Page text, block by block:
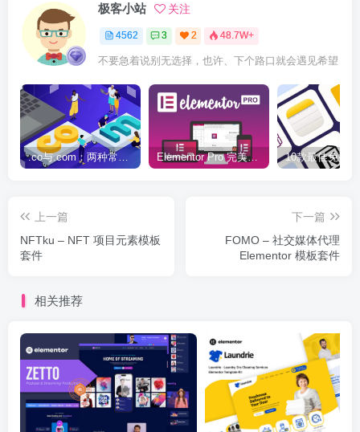
极客小站 关注
4562 3 2 48.7W+
不要急着说别无选择，也许、下个路口就会遇见希望
.co与.com：两种常用域名后缀名完全指南 Elementor Pro 完美汉化中文版（含全套模板）|可视化编辑页面自定义设计WordPress插件
上一篇
NFTku – NFT 项目元素模板
套件
下一篇
FOMO – 社交媒体代理
Elementor 模板套件
相关推荐